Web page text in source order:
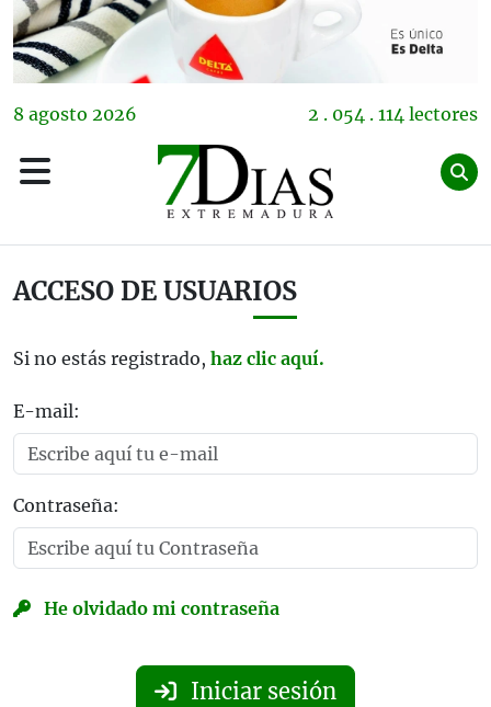
8 agosto 2026 2 . 054 . 114 lectores
ACCESO DE USUARIOS
Si no estás registrado, haz clic aquí.
E-mail:
Contraseña:
He olvidado mi contraseña
Iniciar sesión